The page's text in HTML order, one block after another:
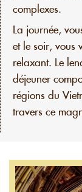
complexes.
La journée,
et le soir, vous
relaxant. Le
déjeuner
régions du
travers ce